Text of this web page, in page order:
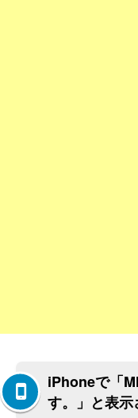
iPhoneで「
す。」と表示